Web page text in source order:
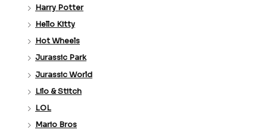
Harry Potter
Hello Kitty
Hot Wheels
Jurassic Park
Jurassic World
Lilo & Stitch
LOL
Mario Bros